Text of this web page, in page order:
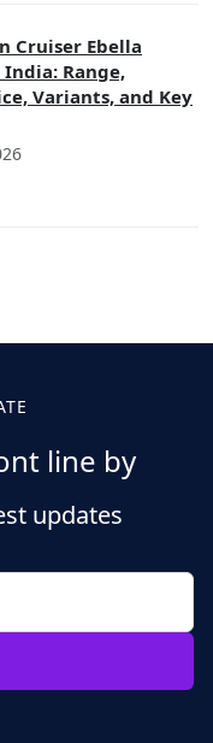
Cruiser Ebella
Range,
Variants, and Key
line by
updates